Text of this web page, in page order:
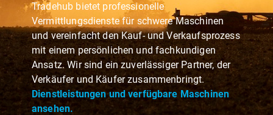
Tradehub bietet professionelle
Vermittlungsdienste für schwere Maschinen
und vereinfacht den Kauf- und Verkaufsprozess
mit einem persönlichen und fachkundigen
Ansatz. Wir sind ein zuverlässiger Partner, der
Verkäufer und Käufer zusammenbringt.
Dienstleistungen und verfügbare Maschinen
ansehen.